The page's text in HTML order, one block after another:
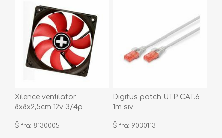
Xilence ventilator
8x8x2,5cm 12v 3/4p
Šifra: 8130005
Digitus patch UTP CAT.6
1m siv
Šifra: 9030113